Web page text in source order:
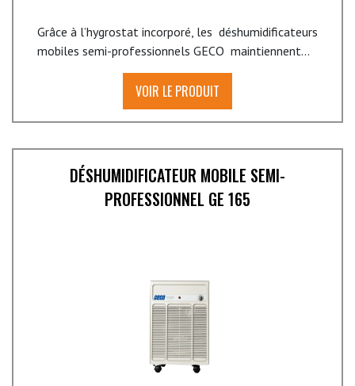
Grâce à l’hygrostat incorporé, les déshumidificateurs
mobiles semi-professionnels GECO maintiennent...
VOIR LE PRODUIT
DÉSHUMIDIFICATEUR MOBILE SEMI-
PROFESSIONNEL GE 165